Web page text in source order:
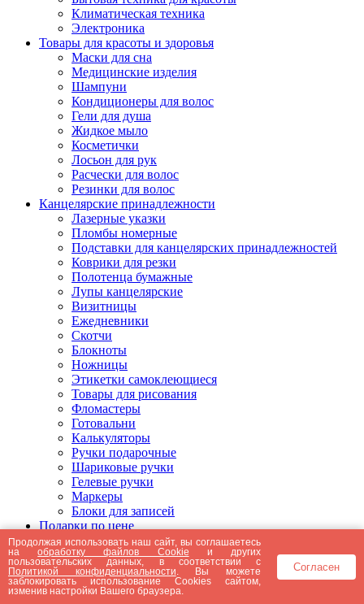
Климатическая техника
Электроника
Товары для красоты и здоровья
Маски для сна
Медицинские изделия
Шампуни
Кондиционеры для волос
Гели для душа
Жидкое мыло
Косметички
Лосьон для рук
Расчески для волос
Резинки для волос
Канцелярские принадлежности
Лазерные указки
Пломбы номерные
Подставки для канцелярских принадлежностей
Коврики для резки
Полотенца бумажные
Лупы канцелярские
Визитницы
Ежедневники
Скотчи
Блокноты
Ножницы
Этикетки самоклеющиеся
Товары для рисования
Фломастеры
Готовальни
Калькуляторы
Ручки подарочные
Шариковые ручки
Гелевые ручки
Маркеры
Блоки для записей
Подарки по цене
Подарки от 5000 рублей
Подарки до 5000 рублей
Подарки до 3000 рублей
Подарки до 2000 рублей
Подарки до 1000 рублей
Продолжая использовать наш сайт, вы соглашаетесь
наобработку файлов Cookie и других
пользовательских данных, в соответствии с
Политикой конфиденциальности . Вы можете
заблокировать использование Cookies сайтом,
изменив настройки Вашего браузера.
Согласен